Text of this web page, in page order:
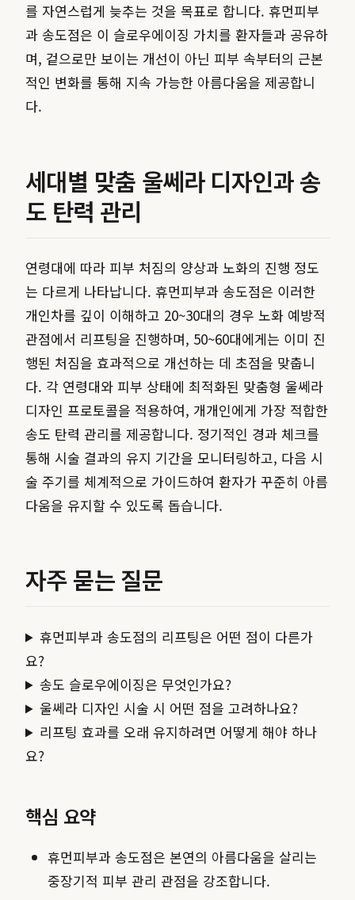
를 자연스럽게 늦추는 것을 목표로 합니다. 휴먼피부
과 송도점은 이 슬로우에이징 가치를 환자들과 공유하
며, 겉으로만 보이는 개선이 아닌 피부 속부터의 근본
적인 변화를 통해 지속 가능한 아름다움을 제공합니
다.
세대별 맞춤 울쎄라 디자인과 송
도 탄력 관리
연령대에 따라 피부 처짐의 양상과 노화의 진행 정도
는 다르게 나타납니다. 휴먼피부과 송도점은 이러한
개인차를 깊이 이해하고 20~30대의 경우 노화 예방적
관점에서 리프팅을 진행하며, 50~60대에게는 이미 진
행된 처짐을 효과적으로 개선하는 데 초점을 맞춥니
다. 각 연령대와 피부 상태에 최적화된 맞춤형 울쎄라
디자인 프로토콜을 적용하여, 개개인에게 가장 적합한
송도 탄력 관리를 제공합니다. 정기적인 경과 체크를
통해 시술 결과의 유지 기간을 모니터링하고, 다음 시
술 주기를 체계적으로 가이드하여 환자가 꾸준히 아름
다움을 유지할 수 있도록 돕습니다.
자주 묻는 질문
휴먼피부과 송도점의 리프팅은 어떤 점이 다른가
요?
송도 슬로우에이징은 무엇인가요?
울쎄라 디자인 시술 시 어떤 점을 고려하나요?
리프팅 효과를 오래 유지하려면 어떻게 해야 하나
요?
핵심 요약
휴먼피부과 송도점은 본연의 아름다움을 살리는
중장기적 피부 관리 관점을 강조합니다.